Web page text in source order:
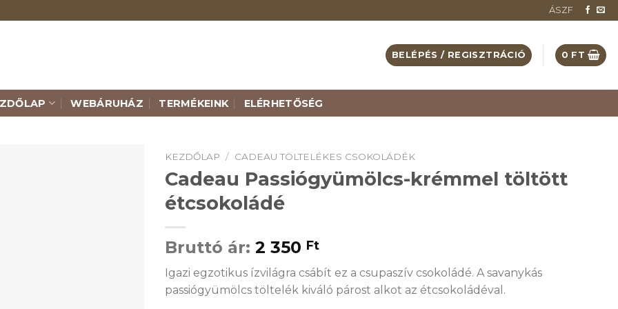
ÁSZF
BELÉPÉS / REGISZTRÁCIÓ 0 FT
WEBÁRUHÁZ TERMÉKEINK ELÉRHETŐSÉG
KEZDŐLAP / CADEAU TÖLTELÉKES CSOKOLÁDÉK
Cadeau Passiógyümölcs-krémmel töltött
étcsokoládé
Bruttó ár: 2 350 Ft
Igazi egzotikus ízvilágra csábít ez a csupaszív csokoládé. A savanykás
passiógyümölcs töltelék kiváló párost alkot az étcsokoládéval.